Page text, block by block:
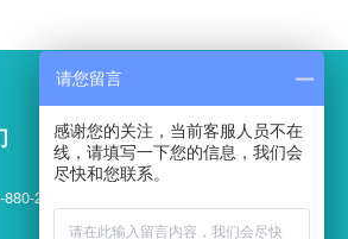
2824
请您留言
感谢您的关注，当前客服人员不在
线，请填写一下您的信息，我们会
尽快和您联系。